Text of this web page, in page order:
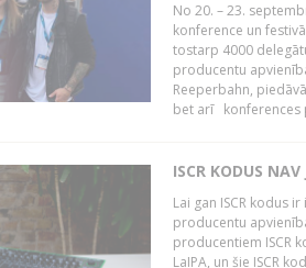
No 20. – 23.
konference un
tostarp 4000
producentu
Reeperbahn,
bet arī konferences
ISCR KODUS
Lai gan ISCR kodus
producentu
producentiem ISCR
LaIPA, un šie ISCR